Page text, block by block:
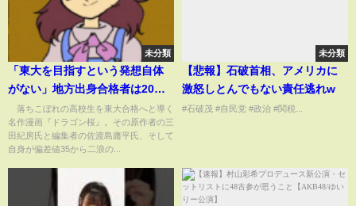
未分類
「東大を目指すという発想自体
がない」地方出身合格者は20年
で37％に減少…夢を支援するた
めに生まれた「ドラゴン桜財
団」が問う教育格差の現実
落ちこぼれの高校生を東大合格へと導く
名作漫画『ドラゴン桜』。その原作者の三
田紀房氏と編集者の佐渡島庸平氏、そして
自身が偏差値35から二浪の...
未分類
【悲報】石破首相、アメリカに
激怒しとんでもない責任逃れw
#石破茂 #自民党 #政治 #関税...